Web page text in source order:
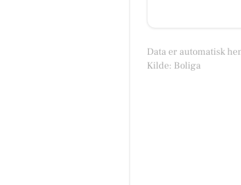
Data er automatisk
Kilde: Boliga